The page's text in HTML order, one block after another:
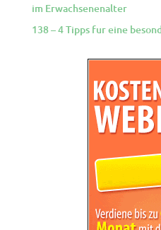
im Erwachsenenalter
138 – 4 Tipps fur eine